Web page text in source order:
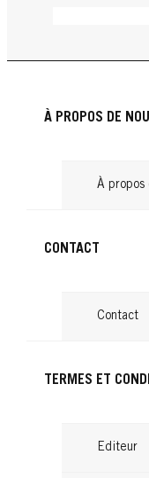
NORDIC
L1 Crème
À PROPOS DE
À propos
CONTACT
Contact
TERMES ET
Editeur